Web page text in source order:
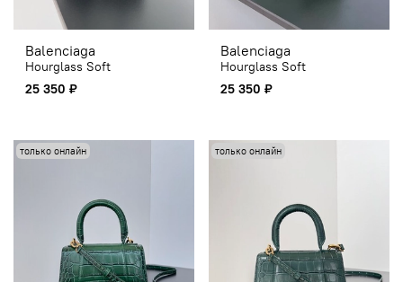
Balenciaga
Hourglass Soft
25 350 ₽
Balenciaga
Hourglass Soft
25 350 ₽
только онлайн только онлайн